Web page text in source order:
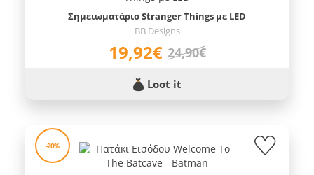
Σημειωματάριο Stranger Things με LED
BB Designs
19,92€ 24,90€
Loot it
-20%